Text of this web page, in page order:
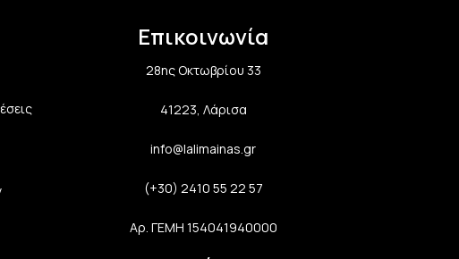
Επικοινωνία
28ης Οκτωβρίου 33
41223, Λάρισα
info@lalimainas.gr
(+30) 2410 55 22 57
Αρ. ΓΕΜΗ 154041940000